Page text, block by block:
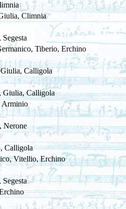
Climnia
Tiberio, Erchino
Calligola
Giulia, Calligola
Arminio
Nerone
Calligola
Vitellio, Erchino